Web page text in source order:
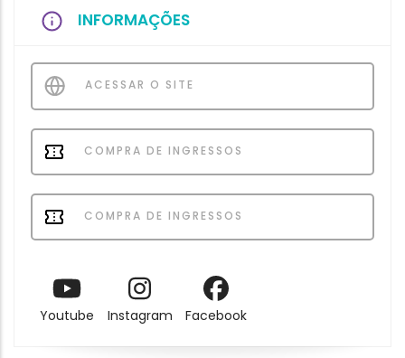
INFORMAÇÕES
ACESSAR O SITE
COMPRA DE INGRESSOS
COMPRA DE INGRESSOS
Youtube Instagram Facebook